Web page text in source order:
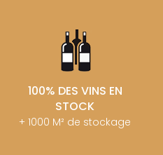
100% DES VINS EN
STOCK
+ 1000 M² de stockage